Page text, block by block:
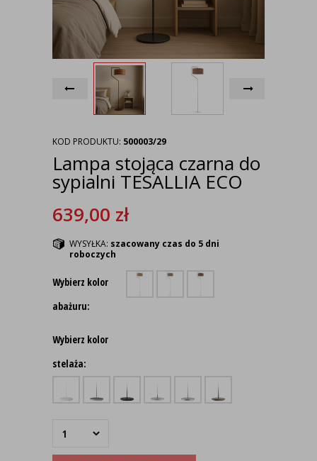
KOD PRODUKTU: 500003/29
Lampa stojąca czarna do
sypialni TESALLIA ECO
639,00 zł
WYSYŁKA: szacowany czas do 5 dni
roboczych
Wybierz kolor
abażuru:
Wybierz kolor
stelaża: